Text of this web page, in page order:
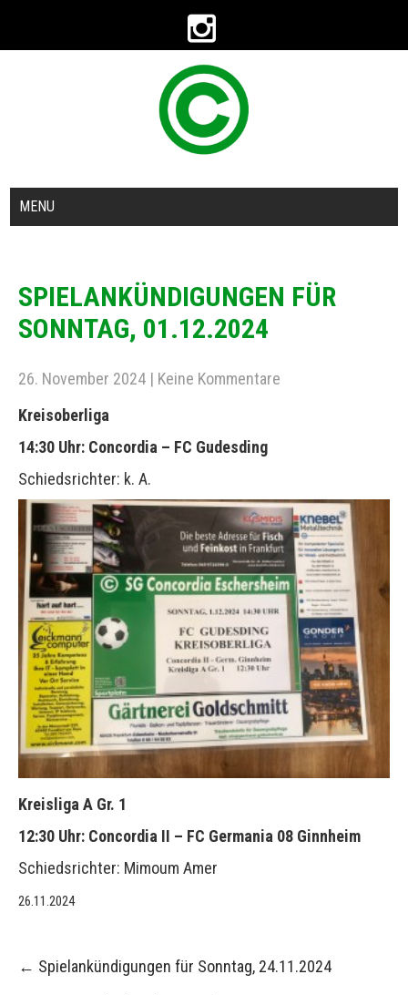
MENU
SPIELANKÜNDIGUNGEN FÜR
SONNTAG, 01.12.2024
26. November 2024 | Keine Kommentare
Kreisoberliga
14:30 Uhr: Concordia – FC Gudesding
Schiedsrichter: k. A.
Kreisliga A Gr. 1
12:30 Uhr: Concordia II – FC Germania 08 Ginnheim
Schiedsrichter: Mimoum Amer
26.11.2024
Post
← Spielankündigungen für Sonntag, 24.11.2024